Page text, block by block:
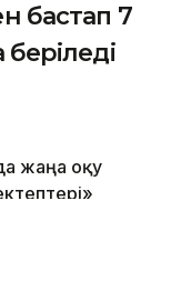
бастап 7
жаңа оқу